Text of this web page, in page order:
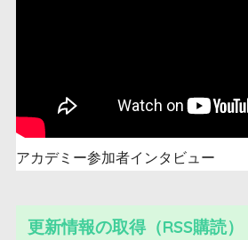
アカデミー参加者インタビュー
更新情報の取得（RSS購読）